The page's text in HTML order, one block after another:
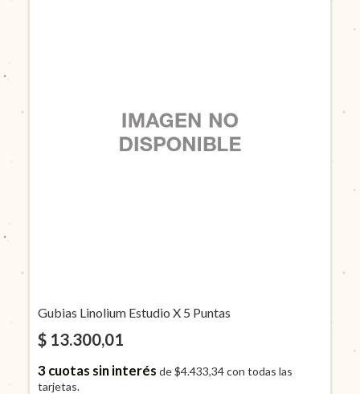
Gubias Linolium Estudio X 5 Puntas
$ 13.300,01
3cuotas sin interés de$4.433,34con todas las
tarjetas.